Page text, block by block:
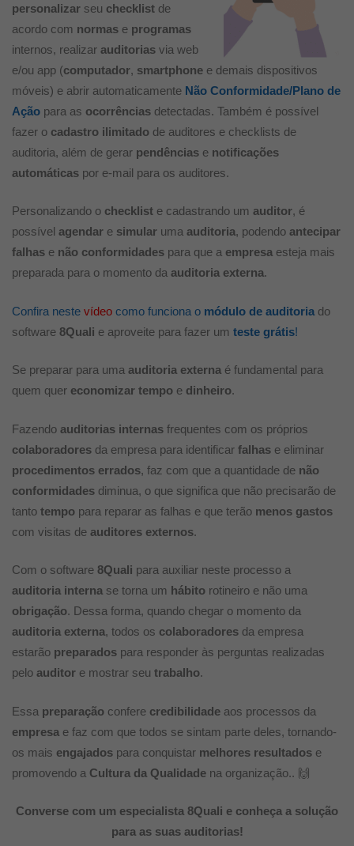
personalizar seu checklist de
acordo com normas e programas
internos, realizar auditorias via web
e/ou app (computador, smartphone e demais dispositivos
móveis) e abrir automaticamente Não Conformidade/Plano de
Ação para as ocorrências detectadas. Também é possível
fazer o cadastro ilimitado de auditores e checklists de
auditoria, além de gerar pendências e notificações
automáticas por e-mail para os auditores.
Personalizando o checklist e cadastrando um auditor, é
possível agendar e simular uma auditoria, podendo antecipar
falhas e não conformidades para que a empresa esteja mais
preparada para o momento da auditoria externa.
Confira neste vídeo como funciona o módulo de auditoria do
software 8Quali e aproveite para fazer um teste grátis!
Se preparar para uma auditoria externa é fundamental para
quem quer economizar tempo e dinheiro.
Fazendo auditorias internas frequentes com os próprios
colaboradores da empresa para identificar falhas e eliminar
procedimentos errados, faz com que a quantidade de não
conformidades diminua, o que significa que não precisarão de
tanto tempo para reparar as falhas e que terão menos gastos
com visitas de auditores externos.
Com o software 8Quali para auxiliar neste processo a
auditoria interna se torna um hábito rotineiro e não uma
obrigação. Dessa forma, quando chegar o momento da
auditoria externa, todos os colaboradores da empresa
estarão preparados para responder às perguntas realizadas
pelo auditor e mostrar seu trabalho.
Essa preparação confere credibilidade aos processos da
empresa e faz com que todos se sintam parte deles, tornando-
os mais engajados para conquistar melhores resultados e
promovendo a Cultura da Qualidade na organização.. 🙌
Converse com um especialista 8Quali e conheça a solução
para as suas auditorias!